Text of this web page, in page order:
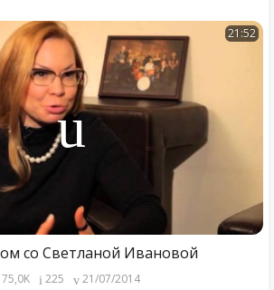
21:52
со Светланой Ивановой
75,0K 225 21/07/2014